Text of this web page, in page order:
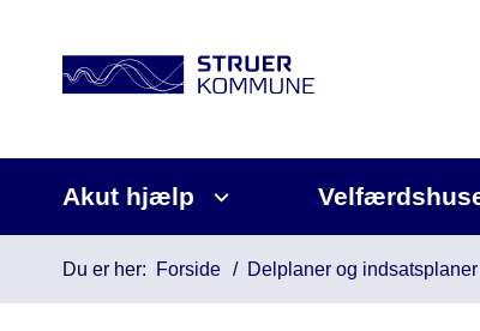
Akut hjælp
Du er her: Forside Delplaner og indsatsplaner